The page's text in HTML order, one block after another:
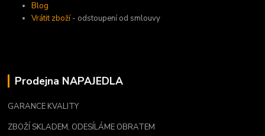
Blog
Vrátit zboží- odstoupení od smlouvy
Prodejna NAPAJEDLA
GARANCE KVALITY
ZBOŽÍ SKLADEM, ODESÍLÁME OBRATEM